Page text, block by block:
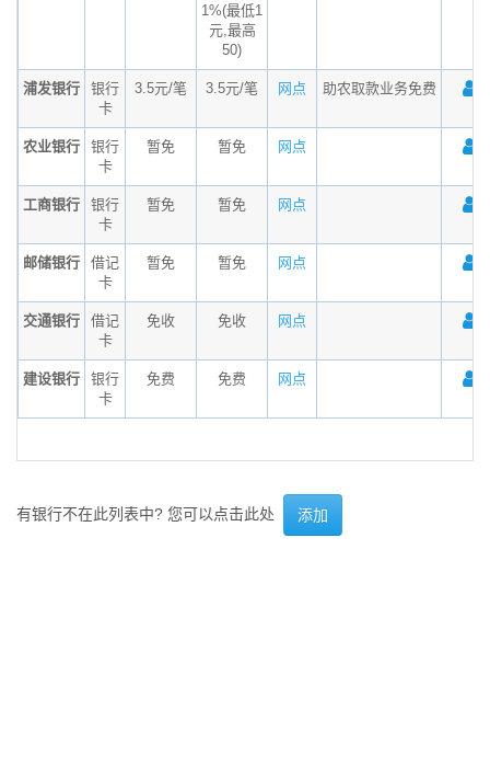
1%(最低1
元,最高
50)
浦发银行
银行
卡
3.5元/笔 3.5元/笔 网点 助农取款业务免费
农业银行
银行
卡
暂免 暂免 网点
工商银行
银行
卡
暂免 暂免 网点
邮储银行
借记
卡
暂免 暂免 网点
交通银行
借记
卡
免收 免收 网点
建设银行
银行
卡
免费 免费 网点
有银行不在此列表中? 您可以点击此处 添加